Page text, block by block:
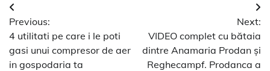
Navigare
în
articole
Previous:
4 utilitati pe care i le poti
gasi unui compresor de aer
in gospodaria ta
Next:
VIDEO complet cu bătaia
dintre Anamaria Prodan și
Reghecampf. Prodanca a